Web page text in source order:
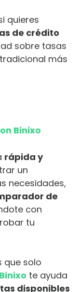
quieres
de crédito
sobre tasas
más
Binixo
rápida y
un
necesidades,
de
con
tu
que solo
Binixo te ayuda
disponibles